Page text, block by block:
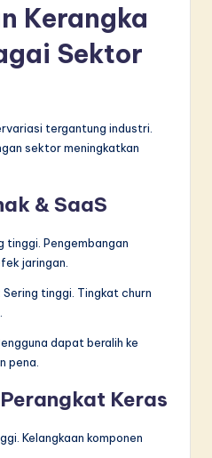
Kerangka
Sektor
tergantung industri.
sektor meningkatkan
& SaaS
tinggi. Pengembangan
jaringan.
Sering tinggi. Tingkat churn
dapat beralih ke
pena.
Keras
Kelangkaan komponen